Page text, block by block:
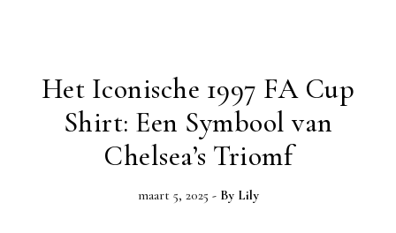
Het Iconische 1997 FA Cup
Shirt: Een Symbool van
Chelsea’s Triomf
maart 5, 2025 - By Lily